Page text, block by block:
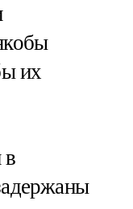
их
в